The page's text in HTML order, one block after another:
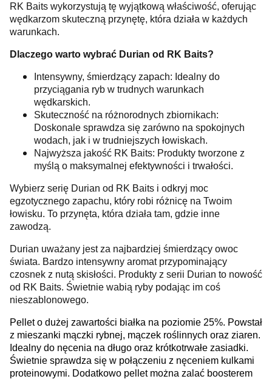
RK Baits wykorzystują tę wyjątkową właściwość, oferując
wędkarzom skuteczną przynętę, która działa w każdych
warunkach.
Dlaczego warto wybrać Durian od RK Baits?
Intensywny, śmierdzący zapach: Idealny do
przyciągania ryb w trudnych warunkach
wędkarskich.
Skuteczność na różnorodnych zbiornikach:
Doskonale sprawdza się zarówno na spokojnych
wodach, jak i w trudniejszych łowiskach.
Najwyższa jakość RK Baits: Produkty tworzone z
myślą o maksymalnej efektywności i trwałości.
Wybierz serię Durian od RK Baits i odkryj moc
egzotycznego zapachu, który robi różnicę na Twoim
łowisku. To przynęta, która działa tam, gdzie inne
zawodzą.
Durian uważany jest za najbardziej śmierdzący owoc
świata. Bardzo intensywny aromat przypominający
czosnek z nutą skisłości. Produkty z serii Durian to nowość
od RK Baits. Świetnie wabią ryby podając im coś
nieszablonowego.
Pellet o dużej zawartości białka na poziomie 25%. Powstał
z mieszanki mączki rybnej, mączek roślinnych oraz ziaren.
Idealny do nęcenia na długo oraz krótkotrwałe zasiadki.
Świetnie sprawdza się w połączeniu z nęceniem kulkami
proteinowymi. Dodatkowo pellet można zalać boosterem